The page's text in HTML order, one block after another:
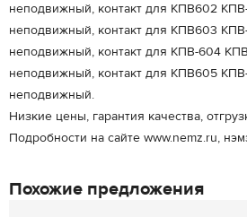
неподвижный, контакт для КПВ602
неподвижный, контакт для КПВ603
неподвижный, контакт для КПВ-604
неподвижный, контакт для КПВ605
неподвижный.
Низкие цены, гарантия качества,
Подробности на сайте www.nemz.ru,
Похожие предложения